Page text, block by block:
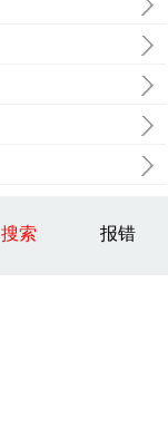
搜索 报错